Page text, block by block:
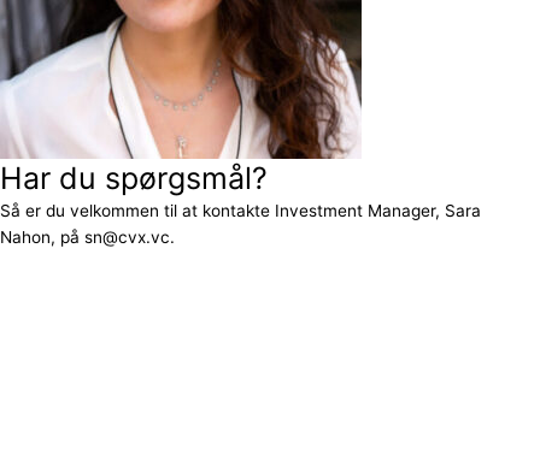
Har du spørgsmål?
Så er du velkommen til at kontakte Investment Manager, Sara
Nahon, på sn@cvx.vc.